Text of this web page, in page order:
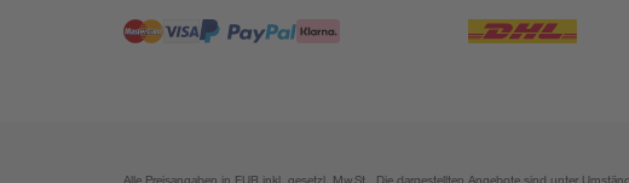
Alle Preisangaben in EUR inkl. gesetzl. MwSt.. Die dargestellten Angebote sind unter